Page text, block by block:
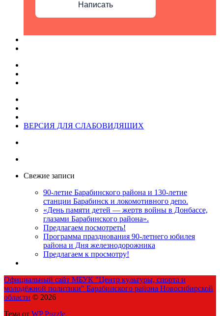
Написать
ВЕРСИЯ ДЛЯ СЛАБОВИДЯЩИХ
Свежие записи
90-летие Барабинского района и 130-летие
станции Барабинск и локомотивного депо.
«День памяти детей — жертв войны в Донбассе,
глазами Барабинского района».
Предлагаем посмотреть!
Программа празднования 90-летнего юбилея
района и Дня железнодорожника
Предлагаем к просмотру!
Официальный сайт МБУК "Центр культуры, спорта и
молодёжной политики" Барабинского района Новосибирской
области © 2026
Тема от WP Puzzle